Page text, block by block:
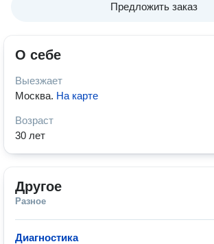
Предложить заказ
О себе
Выезжает
Москва. На карте
Возраст
30 лет
Другое
Разное
Диагностика